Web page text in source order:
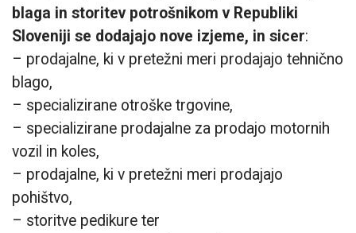
blaga in storitev potrošnikom v Republiki
Sloveniji se dodajajo nove izjeme, in sicer:
– prodajalne, ki v pretežni meri prodajajo tehnično
blago,
– specializirane otroške trgovine,
– specializirane prodajalne za prodajo motornih
vozil in koles,
– prodajalne, ki v pretežni meri prodajajo
pohištvo,
– storitve pedikure ter